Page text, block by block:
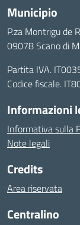
Municipio
P.za Montrigu de
09078 Scano di
Partita IVA.
Codice fiscale.
Informazioni
Informativa sulla
Note legali
Credits
Area riservata
Centralino